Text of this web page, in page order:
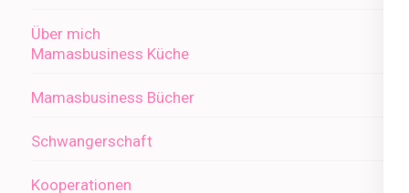
Über mich
Mamasbusiness Küche
Mamasbusiness Bücher
Schwangerschaft
Kooperationen